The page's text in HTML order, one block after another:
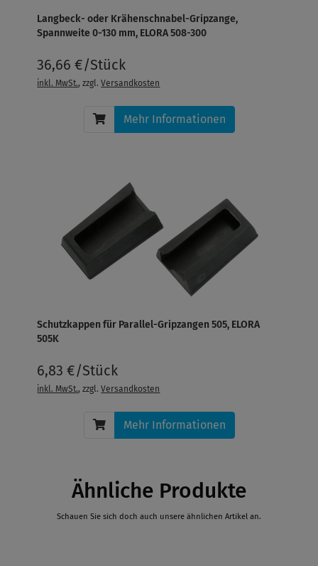
Langbeck- oder Krähenschnabel-Gripzange,
Spannweite 0-130 mm, ELORA 508-300
36,66 €/Stück
inkl. MwSt., zzgl.Versandkosten
Mehr Informationen
Schutzkappen für Parallel-Gripzangen 505, ELORA
505K
6,83 €/Stück
inkl. MwSt., zzgl.Versandkosten
Mehr Informationen
Ähnliche Produkte
Schauen Sie sich doch auch unsere ähnlichen Artikel an.